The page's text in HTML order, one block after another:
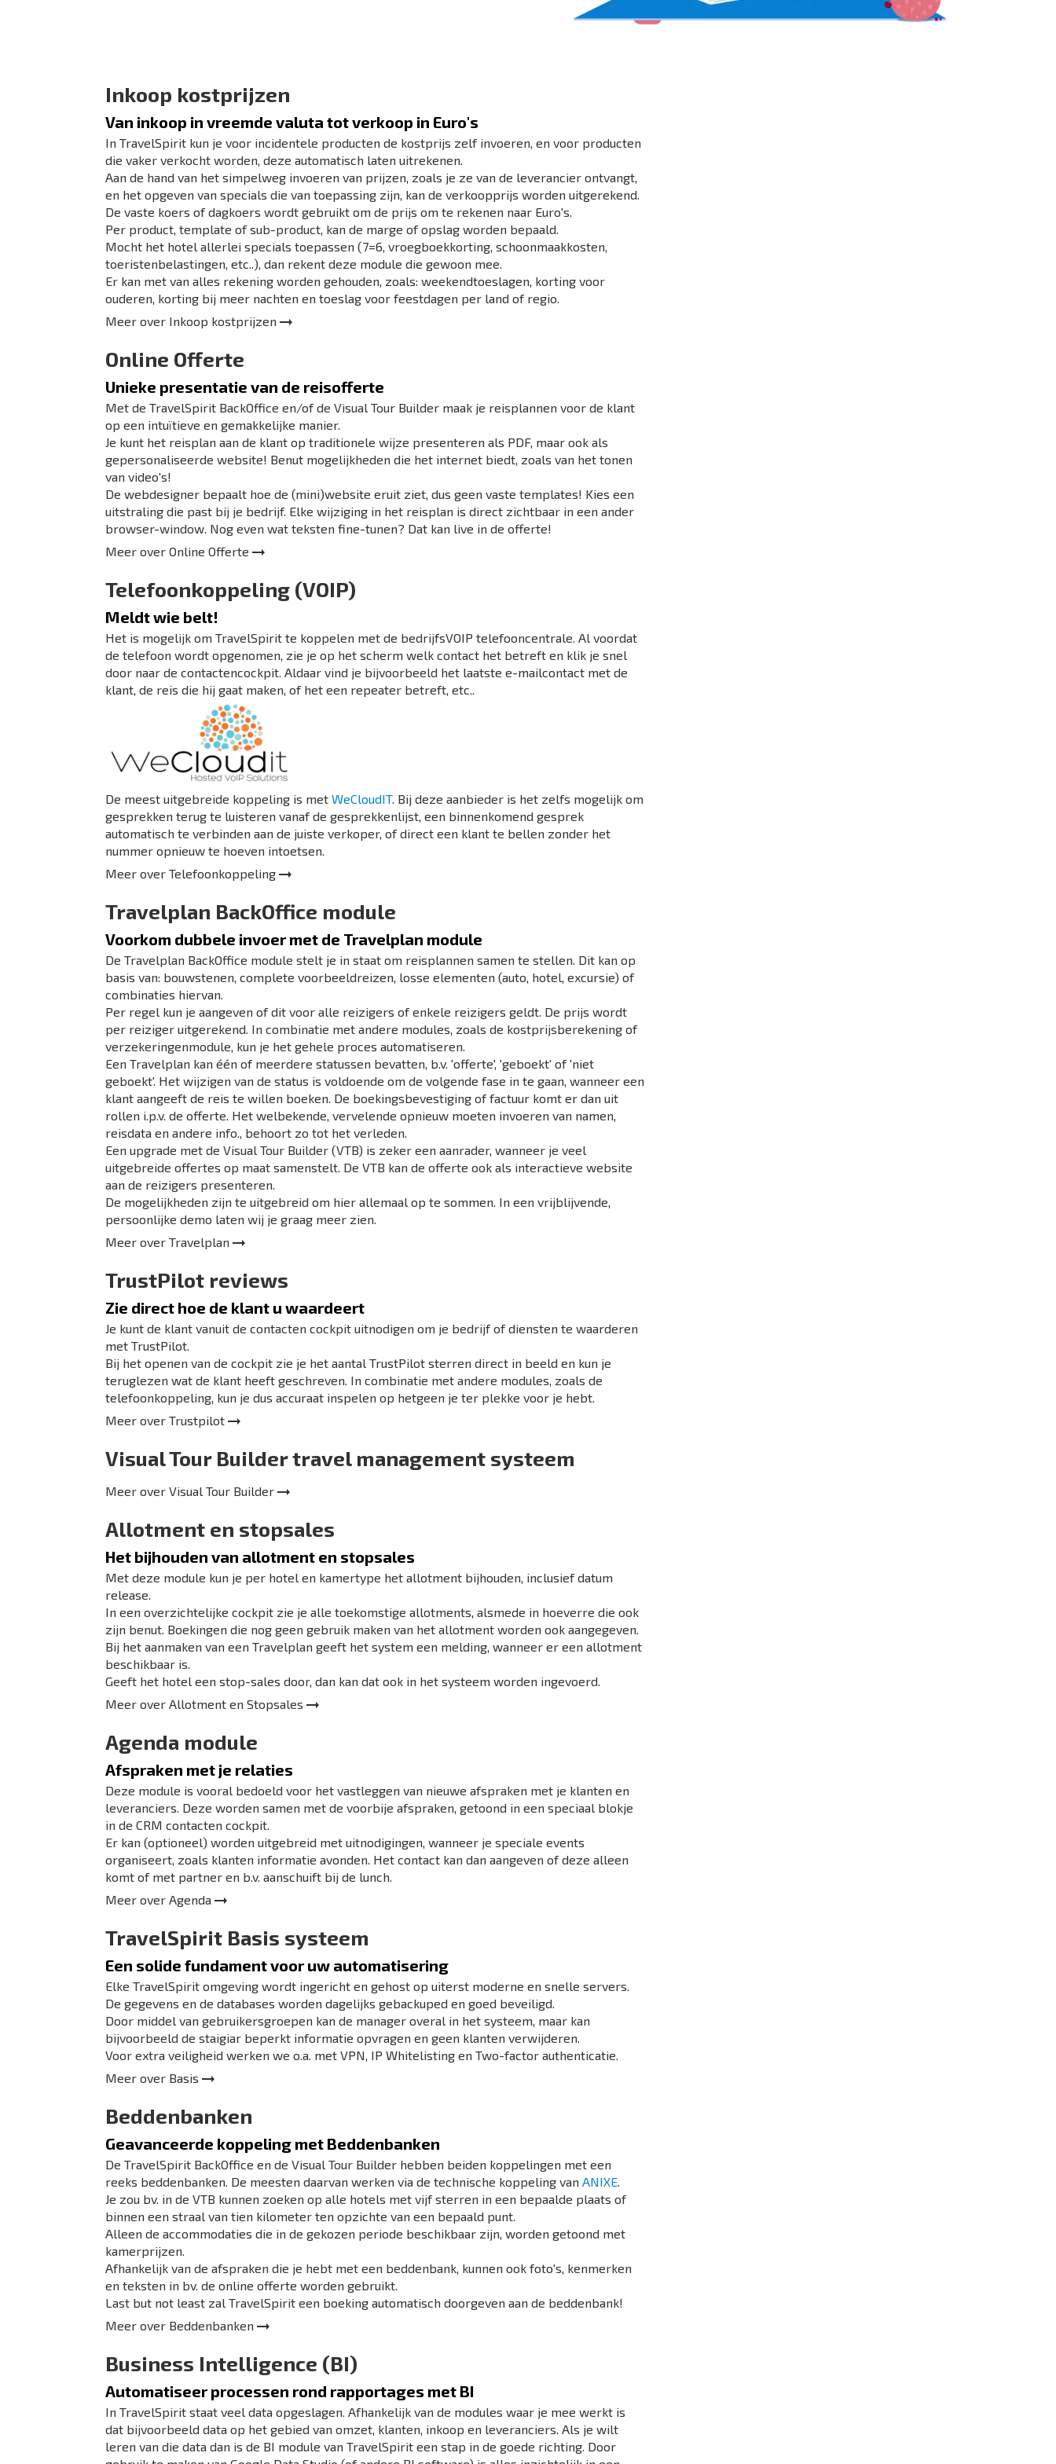
Inkoop kostprijzen
Van inkoop in vreemde valuta tot verkoop in Euro's
In TravelSpirit kun je voor incidentele producten de kostprijs zelf invoeren, en voor producten
die vaker verkocht worden, deze automatisch laten uitrekenen.
Aan de hand van het simpelweg invoeren van prijzen, zoals je ze van de leverancier ontvangt,
en het opgeven van specials die van toepassing zijn, kan de verkoopprijs worden uitgerekend.
De vaste koers of dagkoers wordt gebruikt om de prijs om te rekenen naar Euro's.
Per product, template of sub-product, kan de marge of opslag worden bepaald.
Mocht het hotel allerlei specials toepassen (7=6, vroegboekkorting, schoonmaakkosten,
toeristenbelastingen, etc..), dan rekent deze module die gewoon mee.
Er kan met van alles rekening worden gehouden, zoals: weekendtoeslagen, korting voor
ouderen, korting bij meer nachten en toeslag voor feestdagen per land of regio.
Meer over Inkoop kostprijzen
Online Offerte
Unieke presentatie van de reisofferte
Met de TravelSpirit BackOffice en/of de Visual Tour Builder maak je reisplannen voor de klant
op een intuïtieve en gemakkelijke manier.
Je kunt het reisplan aan de klant op traditionele wijze presenteren als PDF, maar ook als
gepersonaliseerde website! Benut mogelijkheden die het internet biedt, zoals van het tonen
van video's!
De webdesigner bepaalt hoe de (mini)website eruit ziet, dus geen vaste templates! Kies een
uitstraling die past bij je bedrijf. Elke wijziging in het reisplan is direct zichtbaar in een ander
browser-window. Nog even wat teksten fine-tunen? Dat kan live in de offerte!
Meer overOnline Offerte
Telefoonkoppeling (VOIP)
Meldt wie belt!
Het is mogelijk om TravelSpirit te koppelen met de bedrijfsVOIP telefooncentrale. Al voordat
de telefoon wordt opgenomen, zie je op het scherm welk contact het betreft en klik je snel
door naar de contactencockpit. Aldaar vind je bijvoorbeeld het laatste e-mailcontact met de
klant, de reis die hij gaat maken, of het een repeater betreft, etc..
De meest uitgebreide koppeling is metWeCloudIT. Bij deze aanbieder is het zelfs mogelijk om
gesprekken terug te luisteren vanaf de gesprekkenlijst, een binnenkomend gesprek
automatisch te verbinden aan de juiste verkoper, of direct een klant te bellen zonder het
nummer opnieuw te hoeven intoetsen.
Meer overTelefoonkoppeling
Travelplan BackOffice module
Voorkom dubbele invoer met de Travelplan module
De Travelplan BackOffice module stelt je in staat om reisplannen samen te stellen. Dit kan op
basis van: bouwstenen, complete voorbeeldreizen, losse elementen (auto, hotel, excursie) of
combinaties hiervan.
Per regel kun je aangeven of dit voor alle reizigers of enkele reizigers geldt. De prijs wordt
per reiziger uitgerekend. In combinatie met andere modules, zoals de kostprijsberekening of
verzekeringenmodule, kun je het gehele proces automatiseren.
Een Travelplan kan één of meerdere statussen bevatten, b.v. 'offerte', 'geboekt' of 'niet
geboekt'. Het wijzigen van de status is voldoende om de volgende fase in te gaan, wanneer een
klant aangeeft de reis te willen boeken. De boekingsbevestiging of factuur komt er dan uit
rollen i.p.v. de offerte. Het welbekende, vervelende opnieuw moeten invoeren van namen,
reisdata en andere info., behoort zo tot het verleden.
Een upgrade met de Visual Tour Builder (VTB) is zeker een aanrader, wanneer je veel
uitgebreide offertes op maat samenstelt. De VTB kan de offerte ook als interactieve website
aan de reizigers presenteren.
De mogelijkheden zijn te uitgebreid om hier allemaal op te sommen. In een vrijblijvende,
persoonlijke demo laten wij je graag meer zien.
Meer overTravelplan
TrustPilot reviews
Zie direct hoe de klant u waardeert
Je kunt de klant vanuit de contacten cockpit uitnodigen om je bedrijf of diensten te waarderen
met TrustPilot.
Bij het openen van de cockpit zie je het aantal TrustPilot sterren direct in beeld en kun je
teruglezen wat de klant heeft geschreven. In combinatie met andere modules, zoals de
telefoonkoppeling, kun je dus accuraat inspelen op hetgeen je ter plekke voor je hebt.
Meer overTrustpilot
Visual Tour Builder travel management systeem
Meer overVisual Tour Builder
Allotment en stopsales
Het bijhouden van allotment en stopsales
Met deze module kun je per hotel en kamertype het allotment bijhouden, inclusief datum
release.
In een overzichtelijke cockpit zie je alle toekomstige allotments, alsmede in hoeverre die ook
zijn benut. Boekingen die nog geen gebruik maken van het allotment worden ook aangegeven.
Bij het aanmaken van een Travelplan geeft het system een melding, wanneer er een allotment
beschikbaar is.
Geeft het hotel een stop-sales door, dan kan dat ook in het systeem worden ingevoerd.
Meer overAllotment en Stopsales
Agenda module
Afspraken met je relaties
Deze module is vooral bedoeld voor het vastleggen van nieuwe afspraken met je klanten en
leveranciers. Deze worden samen met de voorbije afspraken, getoond in een speciaal blokje
in de CRM contacten cockpit.
Er kan (optioneel) worden uitgebreid met uitnodigingen, wanneer je speciale events
organiseert, zoals klanten informatie avonden. Het contact kan dan aangeven of deze alleen
komt of met partner en b.v. aanschuift bij de lunch.
Meer overAgenda
TravelSpirit Basis systeem
Een solide fundament voor uw automatisering
Elke TravelSpirit omgeving wordt ingericht en gehost op uiterst moderne en snelle servers.
De gegevens en de databases worden dagelijks gebackuped en goed beveiligd.
Door middel van gebruikersgroepen kan de manager overal in het systeem, maar kan
bijvoorbeeld de staigiar beperkt informatie opvragen en geen klanten verwijderen.
Voor extra veiligheid werken we o.a. met VPN, IP Whitelisting en Two-factor authenticatie.
Meer over Basis
Beddenbanken
Geavanceerde koppeling met Beddenbanken
De TravelSpirit BackOffice en de Visual Tour Builder hebben beiden koppelingen met een
reeks beddenbanken. De meesten daarvan werken via de technische koppeling vanANIXE.
Je zou bv. in de VTB kunnen zoeken op alle hotels met vijf sterren in een bepaalde plaats of
binnen een straal van tien kilometer ten opzichte van een bepaald punt.
Alleen de accommodaties die in de gekozen periode beschikbaar zijn, worden getoond met
kamerprijzen.
Afhankelijk van de afspraken die je hebt met een beddenbank, kunnen ook foto's, kenmerken
en teksten in bv. de online offerte worden gebruikt.
Last but not least zal TravelSpirit een boeking automatisch doorgeven aan de beddenbank!
Meer over Beddenbanken
Business Intelligence (BI)
Automatiseer processen rond rapportages met BI
In TravelSpirit staat veel data opgeslagen. Afhankelijk van de modules waar je mee werkt is
dat bijvoorbeeld data op het gebied van omzet, klanten, inkoop en leveranciers. Als je wilt
leren van die data dan is de BI module van TravelSpirit een stap in de goede richting. Door